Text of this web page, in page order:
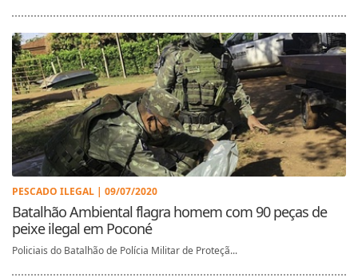
PESCADO ILEGAL | 09/07/2020
Batalhão Ambiental flagra homem com 90 peças de
peixe ilegal em Poconé
Policiais do Batalhão de Polícia Militar de Proteçã...